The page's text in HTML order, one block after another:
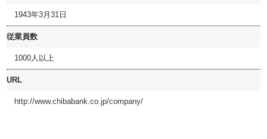
1943年3月31日
従業員数
1000人以上
URL
http://www.chibabank.co.jp/company/